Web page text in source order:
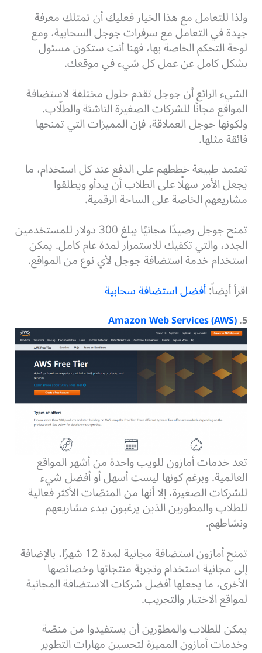
ولذا للتعامل مع هذا الخيار فعليك أن تمتلك معرفة
جيدة في التعامل مع سرفرات جوجل السحابية، ومع
لوحة التحكم الخاصة بها، فهنا أنت ستكون مسئول
بشكل كامل عن عمل كل شيء في موقعك.
الشيء الرائع أن جوجل تقدم حلول مختلفة لاستضافة
المواقع مجانًا للشركات الصغيرة الناشئة والطلّاب.
ولكونها جوجل العملاقة، فإن المميزات التي تمنحها
فائقة مثلها.
تعتمد طبيعة خططهم على الدفع عند كل استخدام، ما
يجعل الأمر سهلًا على الطلاب أن يبدأو ويطلقوا
مشاريعهم الخاصة على الساحة الرقمية.
تمنح جوجل رصيدًا مجانيًا يبلغ 300 دولار للمستخدمين
الجدد، والتي تكفيك للاستمرار لمدة عام كامل. يمكن
استخدام خدمة استضافة جوجل لأي نوع من المواقع.
اقرأ أيضاً:أفضل استضافة سحابية
5
.
Amazon Web Services (AWS)
تعد خدمات أمازون للويب واحدة من أشهر المواقع
العالمية. وبرغم كونها ليست أسهل أو أفضل شيء
للشركات الصغيرة، إلا أنها من المنصّات الأكثر فعالية
للطلاب والمطورين الذين يرغبون ببدء مشاريعهم
ونشاطهم.
تمنح أمازون استضافة مجانية لمدة 12 شهرًا، بالإضافة
إلى مجانية استخدام وتجربة منتجاتها وخصائصها
الأخرى، ما يجعلها أفضل شركات الاستضافة المجانية
لمواقع الاختبار والتجريب.
يمكن للطلاب والمطوّرين أن يستفيدوا من منصّة
وخدمات أمازون المميزة لتحسين مهارات التطوير